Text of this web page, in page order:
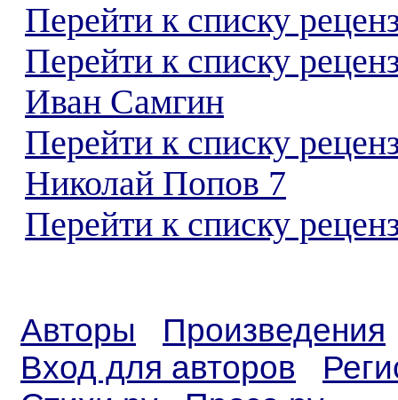
Перейти к списку
Перейти к списку
Иван Самгин
Перейти к списку
Николай Попов 7
Перейти к списку
Авторы
Произведения
Вход для авторов